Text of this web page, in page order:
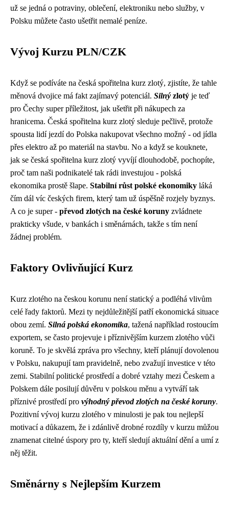
už se jedná o potraviny, oblečení, elektroniku nebo služby, v
Polsku můžete často ušetřit nemalé peníze.
Vývoj Kurzu PLN/CZK
Když se podíváte na česká spořitelna kurz zlotý, zjistíte, že tahle
měnová dvojice má fakt zajímavý potenciál. Silný zlotý je teď
pro Čechy super příležitost, jak ušetřit při nákupech za
hranicema. Česká spořitelna kurz zlotý sleduje pečlivě, protože
spousta lidí jezdí do Polska nakupovat všechno možný - od jídla
přes elektro až po materiál na stavbu. No a když se kouknete,
jak se česká spořitelna kurz zlotý vyvíjí dlouhodobě, pochopíte,
proč tam naši podnikatelé tak rádi investujou - polská
ekonomika prostě šlape. Stabilní růst polské ekonomiky láká
čím dál víc českých firem, který tam už úspěšně rozjely byznys.
A co je super - převod zlotých na české koruny zvládnete
prakticky všude, v bankách i směnárnách, takže s tím není
žádnej problém.
Faktory Ovlivňující Kurz
Kurz zlotého na českou korunu není statický a podléhá vlivům
celé řady faktorů. Mezi ty nejdůležitější patří ekonomická situace
obou zemí. Silná polská ekonomika, tažená například rostoucím
exportem, se často projevuje i příznivějším kurzem zlotého vůči
koruně. To je skvělá zpráva pro všechny, kteří plánují dovolenou
v Polsku, nakupují tam pravidelně, nebo zvažují investice v této
zemi. Stabilní politické prostředí a dobré vztahy mezi Českem a
Polskem dále posilují důvěru v polskou měnu a vytváří tak
příznivé prostředí pro výhodný převod zlotých na české koruny.
Pozitivní vývoj kurzu zlotého v minulosti je pak tou nejlepší
motivací a důkazem, že i zdánlivě drobné rozdíly v kurzu můžou
znamenat citelné úspory pro ty, kteří sledují aktuální dění a umí z
něj těžit.
Směnárny s Nejlepším Kurzem